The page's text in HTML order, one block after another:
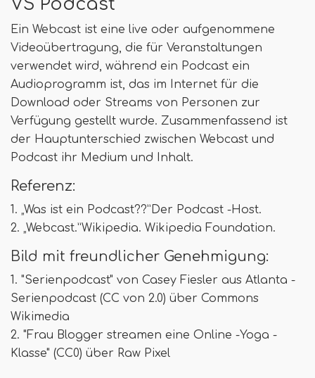
VS Podcast
Ein Webcast ist eine live oder aufgenommene
Videoübertragung, die für Veranstaltungen
verwendet wird, während ein Podcast ein
Audioprogramm ist, das im Internet für die
Download oder Streams von Personen zur
Verfügung gestellt wurde. Zusammenfassend ist
der Hauptunterschied zwischen Webcast und
Podcast ihr Medium und Inhalt.
Referenz:
1. „Was ist ein Podcast??”Der Podcast -Host.
2. „Webcast.”Wikipedia. Wikipedia Foundation.
Bild mit freundlicher Genehmigung:
1. "Serienpodcast" von Casey Fiesler aus Atlanta -
Serienpodcast (CC von 2.0) über Commons
Wikimedia
2. "Frau Blogger streamen eine Online -Yoga -
Klasse" (CC0) über Raw Pixel